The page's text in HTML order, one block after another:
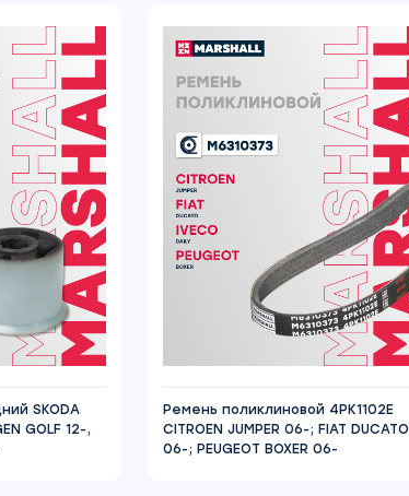
SKODA
GOLF 12-,
Ремень поликлиновой 4PK1102E
CITROEN JUMPER 06-; FIAT DUCATO
06-; PEUGEOT BOXER 06-